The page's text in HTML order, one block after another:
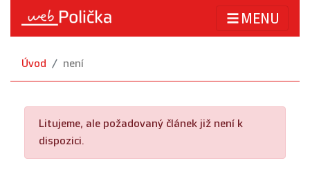
MENU
Úvod není
Litujeme, ale požadovaný článek již není k
dispozici.